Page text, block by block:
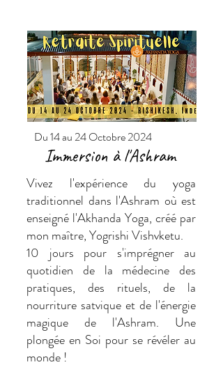
Du 14 au 24 Octobre 2024
Immersion à l'Ashram
Vivez l'expérience du yoga
traditionnel dans l'Ashram où est
enseigné l'Akhanda Yoga, créé par
mon maître,Yogrishi Vishvketu.
10 jours pour s'imprégner au
quotidien de la médecine des
pratiques, des rituels, de la
nourriture satvique et de l'énergie
magique de l'Ashram. Une
plongée en Soi pour se révéler au
monde !